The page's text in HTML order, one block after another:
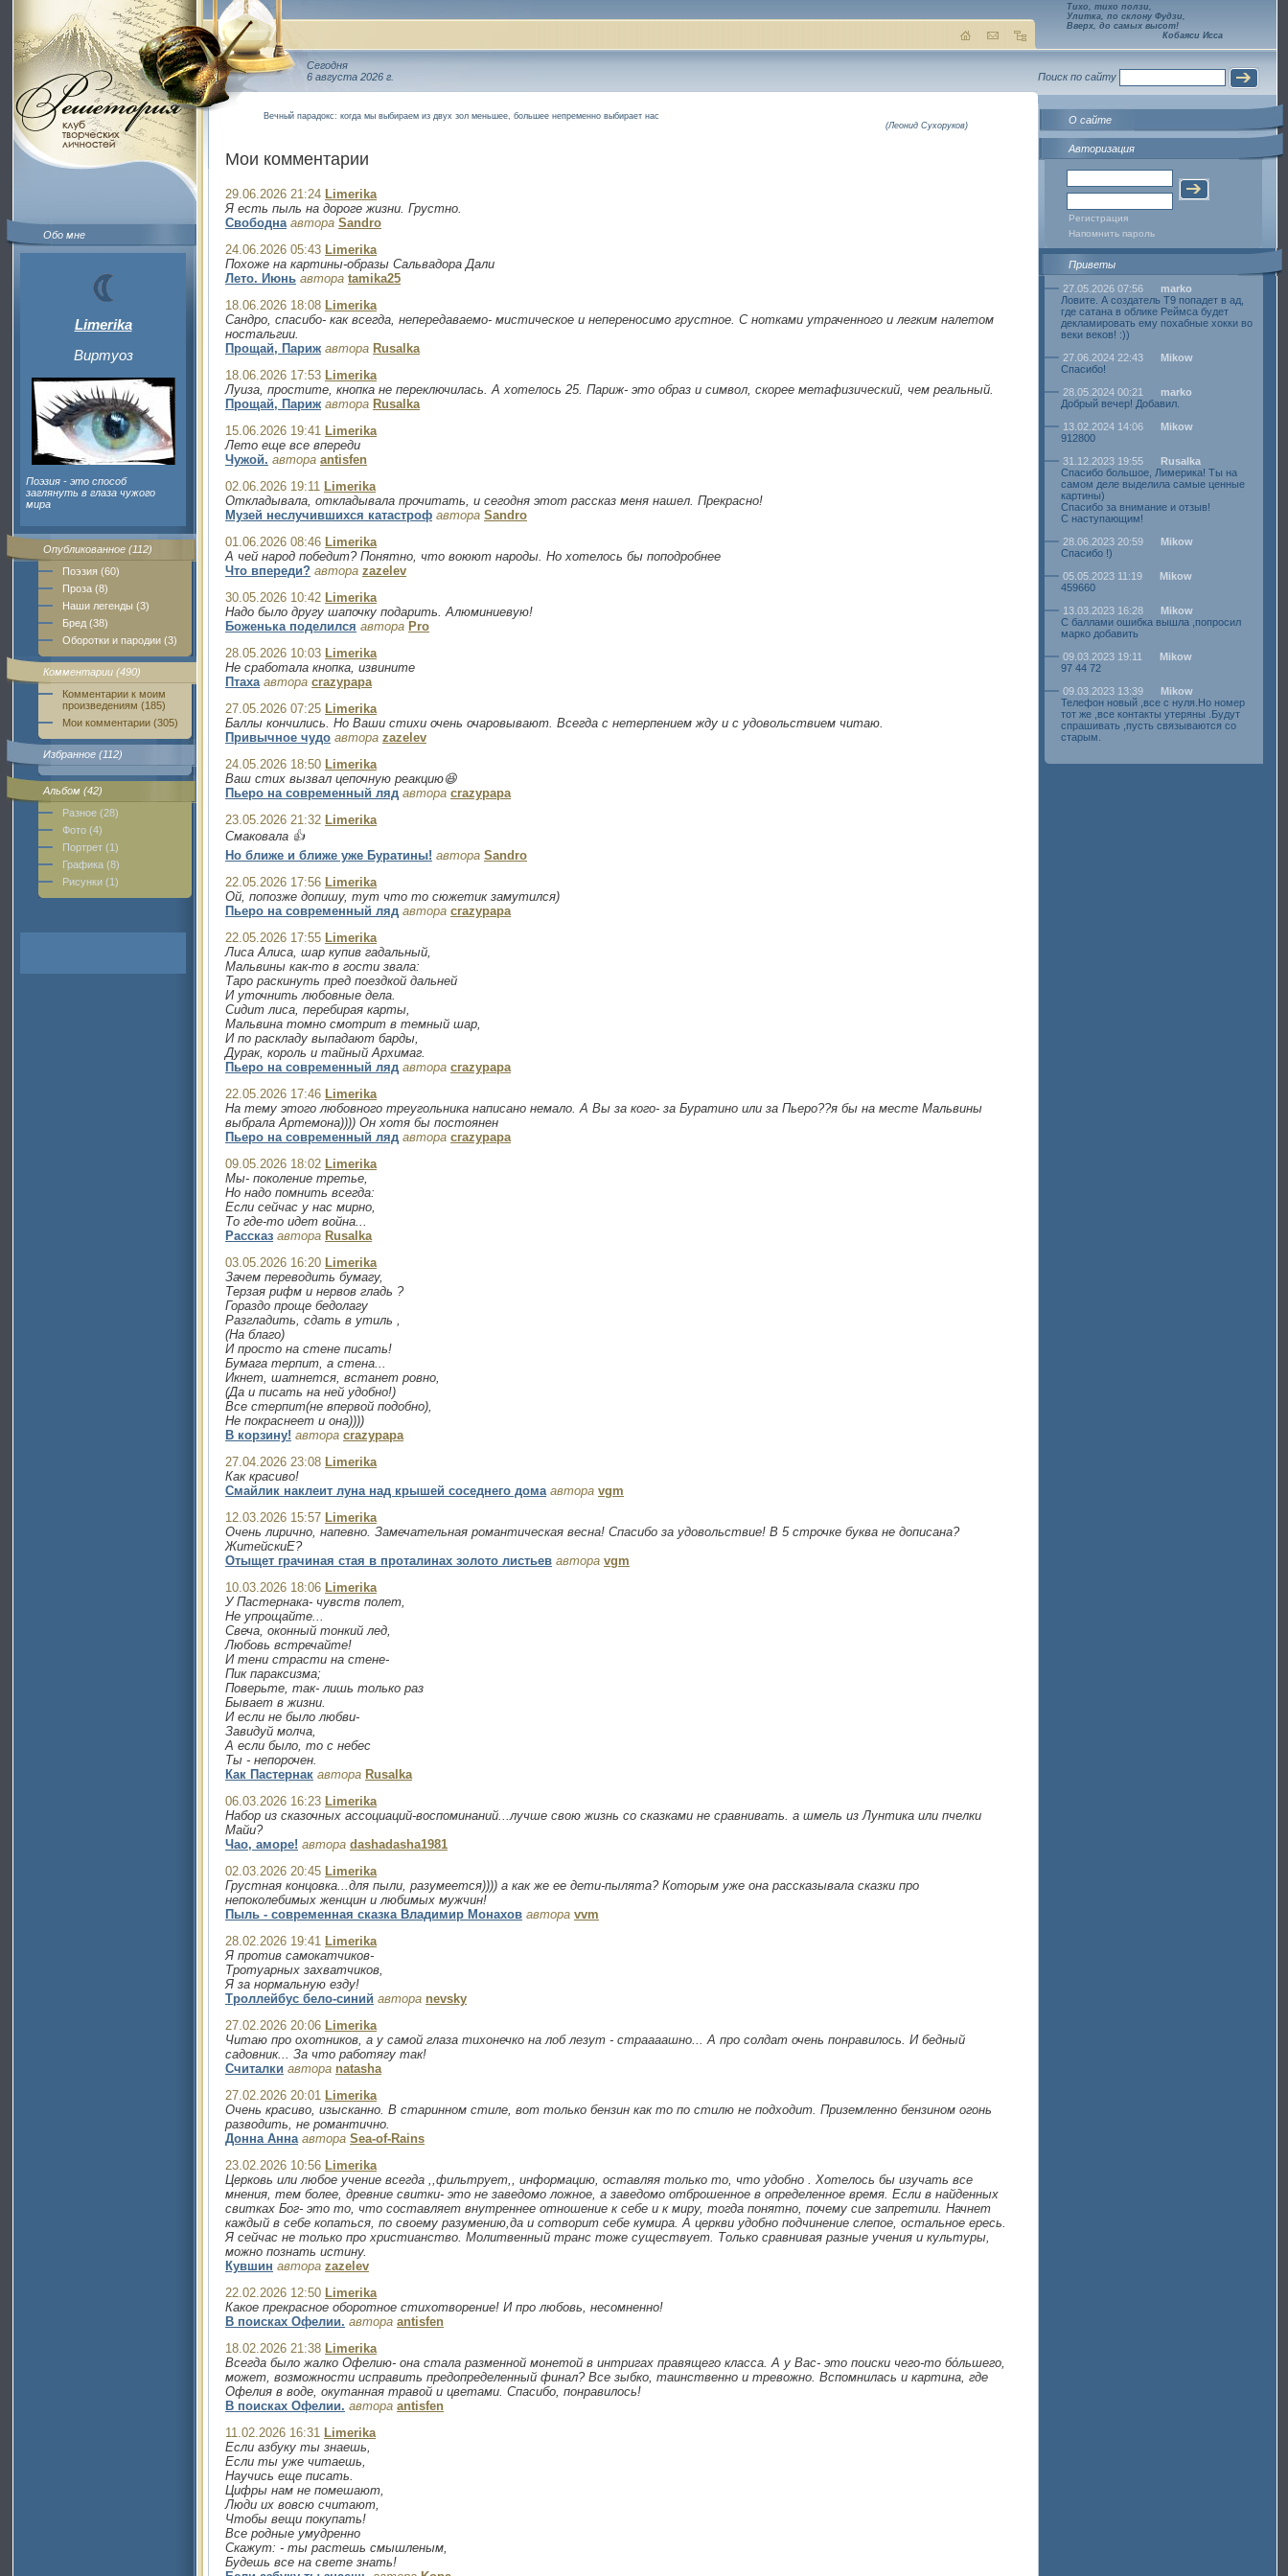
Обо мне
Limerika
Виртуоз
Поэзия - это способ
заглянуть в глаза чужого
мира
Опубликованное (112)
Поэзия (60)
Проза (8)
Наши легенды (3)
Бред (38)
Оборотки и пародии (3)
Комментарии (490)
Комментарии к моим
произведениям (185)
Мои комментарии (305)
Избранное (112)
Альбом (42)
Разное (28)
Фото (4)
Портрет (1)
Графика (8)
Рисунки (1)
Сегодня
6 августа 2026 г.
Вечный парадокс: когда мы выбираем из двух зол меньшее, большее непременно выбирает нас
(Леонид Сухоруков)
Мои комментарии
29.06.2026 21:24 Limerika
Я есть пыль на дороге жизни. Грустно.
Свободна автора Sandro
24.06.2026 05:43 Limerika
Похоже на картины-образы Сальвадора Дали
Лето. Июнь автора tamika25
18.06.2026 18:08 Limerika
Сандро, спасибо- как всегда, непередаваемо- мистическое и непереносимо грустное. С нотками утраченного и легким налетом
ностальгии.
Прощай, Париж автора Rusalka
18.06.2026 17:53 Limerika
Луиза, простите, кнопка не переключилась. А хотелось 25. Париж- это образ и символ, скорее метафизический, чем реальный.
Прощай, Париж автора Rusalka
15.06.2026 19:41 Limerika
Лето еще все впереди
Чужой. автора antisfen
02.06.2026 19:11 Limerika
Откладывала, откладывала прочитать, и сегодня этот рассказ меня нашел. Прекрасно!
Музей неслучившихся катастроф автора Sandro
01.06.2026 08:46 Limerika
А чей народ победит? Понятно, что воюют народы. Но хотелось бы поподробнее
Что впереди? автора zazelev
30.05.2026 10:42 Limerika
Надо было другу шапочку подарить. Алюминиевую!
Боженька поделился автора Pro
28.05.2026 10:03 Limerika
Не сработала кнопка, извините
Птаха автора crazypapa
27.05.2026 07:25 Limerika
Баллы кончились. Но Ваши стихи очень очаровывают. Всегда с нетерпением жду и с удовольствием читаю.
Привычное чудо автора zazelev
24.05.2026 18:50 Limerika
Ваш стих вызвал цепочную реакцию😆
Пьеро на современный ляд автора crazypapa
23.05.2026 21:32 Limerika
Смаковала 👍
Но ближе и ближе уже Буратины! автора Sandro
22.05.2026 17:56 Limerika
Ой, попозже допишу, тут что то сюжетик замутился)
Пьеро на современный ляд автора crazypapa
22.05.2026 17:55 Limerika
Лиса Алиса, шар купив гадальный,
Мальвины как-то в гости звала:
Таро раскинуть пред поездкой дальней
И уточнить любовные дела.
Сидит лиса, перебирая карты,
Мальвина томно смотрит в темный шар,
И по раскладу выпадают барды,
Дурак, король и тайный Архимаг.
Пьеро на современный ляд автора crazypapa
22.05.2026 17:46 Limerika
На тему этого любовного треугольника написано немало. А Вы за кого- за Буратино или за Пьеро??я бы на месте Мальвины
выбрала Артемона)))) Он хотя бы постоянен
Пьеро на современный ляд автора crazypapa
09.05.2026 18:02 Limerika
Мы- поколение третье,
Но надо помнить всегда:
Если сейчас у нас мирно,
То где-то идет война...
Рассказ автора Rusalka
03.05.2026 16:20 Limerika
Зачем переводить бумагу,
Терзая рифм и нервов гладь ?
Гораздо проще бедолагу
Разгладить, сдать в утиль ,
(На благо)
И просто на стене писать!
Бумага терпит, а стена...
Икнет, шатнется, встанет ровно,
(Да и писать на ней удобно!)
Все стерпит(не впервой подобно),
Не покраснеет и она))))
В корзину! автора crazypapa
27.04.2026 23:08 Limerika
Как красиво!
Смайлик наклеит луна над крышей соседнего дома автора vgm
12.03.2026 15:57 Limerika
Очень лирично, напевно. Замечательная романтическая весна! Спасибо за удовольствие! В 5 строчке буква не дописана?
ЖитейскиЕ?
Отыщет грачиная стая в проталинах золото листьев автора vgm
10.03.2026 18:06 Limerika
У Пастернака- чувств полет,
Не упрощайте...
Свеча, оконный тонкий лед,
Любовь встречайте!
И тени страсти на стене-
Пик параксизма;
Поверьте, так- лишь только раз
Бывает в жизни.
И если не было любви-
Завидуй молча,
А если было, то с небес
Ты - непорочен.
Как Пастернак автора Rusalka
06.03.2026 16:23 Limerika
Набор из сказочных ассоциаций-воспоминаний...лучше свою жизнь со сказками не сравнивать. а шмель из Лунтика или пчелки
Майи?
Чао, аморе! автора dashadasha1981
02.03.2026 20:45 Limerika
Грустная концовка...для пыли, разумеется)))) а как же ее дети-пылята? Которым уже она рассказывала сказки про
непоколебимых женщин и любимых мужчин!
Пыль - современная сказка Владимир Монахов автора vvm
28.02.2026 19:41 Limerika
Я против самокатчиков-
Тротуарных захватчиков,
Я за нормальную езду!
Троллейбус бело-синий автора nevsky
27.02.2026 20:06 Limerika
Читаю про охотников, а у самой глаза тихонечко на лоб лезут - страааашно... А про солдат очень понравилось. И бедный
садовник... За что работягу так!
Считалки автора natasha
27.02.2026 20:01 Limerika
Очень красиво, изысканно. В старинном стиле, вот только бензин как то по стилю не подходит. Приземленно бензином огонь
разводить, не романтично.
Донна Анна автора Sea-of-Rains
23.02.2026 10:56 Limerika
Церковь или любое учение всегда ,,фильтрует,, информацию, оставляя только то, что удобно . Хотелось бы изучать все
мнения, тем более, древние свитки- это не заведомо ложное, а заведомо отброшенное в определенное время. Если в найденных
свитках Бог- это то, что составляет внутреннее отношение к себе и к миру, тогда понятно, почему сие запретили. Начнет
каждый в себе копаться, по своему разумению,да и сотворит себе кумира. А церкви удобно подчинение слепое, остальное ересь.
Я сейчас не только про христианство. Молитвенный транс тоже существует. Только сравнивая разные учения и культуры,
можно познать истину.
Кувшин автора zazelev
22.02.2026 12:50 Limerika
Какое прекрасное оборотное стихотворение! И про любовь, несомненно!
В поисках Офелии. автора antisfen
18.02.2026 21:38 Limerika
Всегда было жалко Офелию- она стала разменной монетой в интригах правящего класса. А у Вас- это поиски чего-то бо́льшего,
может, возможности исправить предопределенный финал? Все зыбко, таинственно и тревожно. Вспомнилась и картина, где
Офелия в воде, окутанная травой и цветами. Спасибо, понравилось!
В поисках Офелии. автора antisfen
11.02.2026 16:31 Limerika
Если азбуку ты знаешь,
Если ты уже читаешь,
Научись еще писать.
Цифры нам не помешают,
Люди их вовсю считают,
Чтобы вещи покупать!
Все родные умудренно
Скажут: - ты растешь смышленым,
Будешь все на свете знать!
Тихо, тихо ползи,
Улитка, по склону Фудзи,
Вверх, до самых высот!
Кобаяси Исса
Поиск по сайту
О сайте
Авторизация
Регистрация
Напомнить пароль
Приветы
27.05.2026 07:56
marko
Ловите. А создатель Т9 попадет в ад,
где сатана в облике Реймса будет
декламировать ему похабные хокки во
веки веков! :))
27.06.2024 22:43
Mikow
Спасибо!
28.05.2024 00:21
marko
Добрый вечер! Добавил.
13.02.2024 14:06
Mikow
912800
31.12.2023 19:55
Rusalka
Спасибо большое, Лимерика! Ты на
самом деле выделила самые ценные
картины)
Спасибо за внимание и отзыв!
С наступающим!
28.06.2023 20:59
Mikow
Спасибо !)
05.05.2023 11:19
Mikow
459660
13.03.2023 16:28
Mikow
С баллами ошибка вышла ,попросил
марко добавить
09.03.2023 19:11
Mikow
97 44 72
09.03.2023 13:39
Mikow
Телефон новый ,все с нуля.Но номер
тот же ,все контакты утеряны .Будут
спрашивать ,пусть связываются со
старым.